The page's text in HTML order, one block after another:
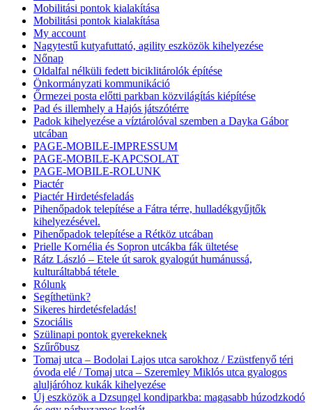
Mobilitási pontok kialakítása
Mobilitási pontok kialakítása
My account
Nagytestű kutyafuttató, agility eszközök kihelyezése
Nőnap
Oldalfal nélküli fedett biciklitárolók építése
Önkormányzati kommunikáció
Őrmezei posta előtti parkban közvilágítás kiépítése
Pad és illemhely a Hajós játszótérre
Padok kihelyezése a víztárolóval szemben a Dayka Gábor
utcában
PAGE-MOBILE-IMPRESSUM
PAGE-MOBILE-KAPCSOLAT
PAGE-MOBILE-ROLUNK
Piactér
Piactér Hirdetésfeladás
Pihenőpadok telepítése a Fátra térre, hulladékgyűjtők
kihelyezésével.
Pihenőpadok telepítése a Rétköz utcában
Prielle Kornélia és Sopron utcákba fák ültetése
Rátz László – Etele út sarok gyalogút humánussá,
kulturáltabbá tétele
Rólunk
Segíthetünk?
Sikeres hirdetésfeladás!
Szociális
Szülinapi pontok gyerekeknek
Szűrőbusz
Tomaj utca – Bodolai Lajos utca sarokhoz / Ezüstfenyő téri
óvoda elé / Tomaj utca – Szeremley Miklós utca gyalogos
aluljáróhoz kukák kihelyezése
Új eszközök a Dzsungel kondiparkba: magasabb húzodzkodó